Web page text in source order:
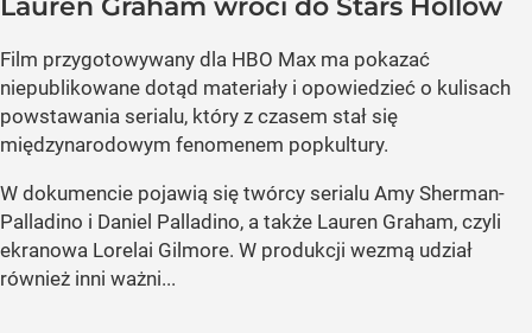
Lauren Graham wróci do Stars Hollow
Film przygotowywany dla HBO Max ma pokazać
niepublikowane dotąd materiały i opowiedzieć o kulisach
powstawania serialu, który z czasem stał się
międzynarodowym fenomenem popkultury.
W dokumencie pojawią się twórcy serialu Amy Sherman-
Palladino i Daniel Palladino, a także Lauren Graham, czyli
ekranowa Lorelai Gilmore. W produkcji wezmą udział
również inni ważni...